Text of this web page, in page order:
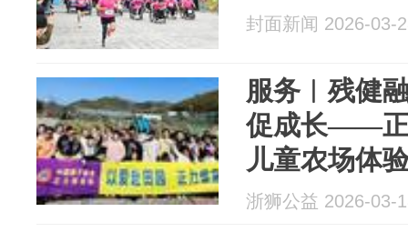
封面新闻 2026-03-
服务︱残健
促成长——正
儿童农场体
浙狮公益 2026-03-